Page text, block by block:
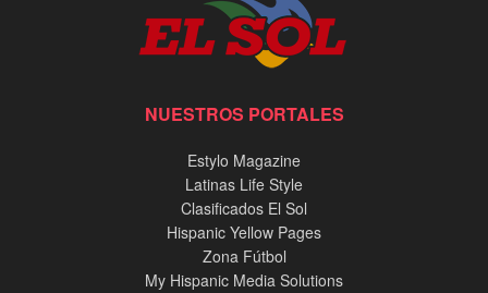
NUESTROS PORTALES
Estylo Magazine
Latinas Life Style
Clasificados El Sol
Hispanic Yellow Pages
Zona Fútbol
My Hispanic Media Solutions